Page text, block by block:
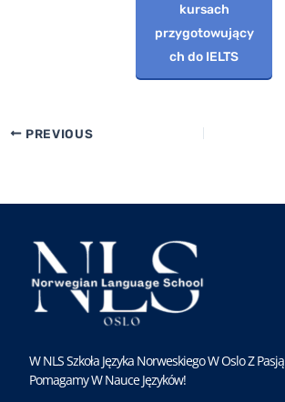
kursach
przygotowujący
ch do IELTS
PREVIOUS
W NLS Szkoła Języka Norweskiego W Oslo Z Pasją
Pomagamy W Nauce Języków!